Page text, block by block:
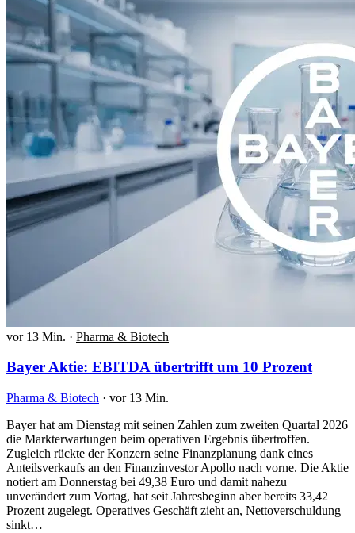
vor 13 Min. · Pharma & Biotech
Bayer Aktie: EBITDA übertrifft um 10 Prozent
Pharma & Biotech · vor 13 Min.
Bayer hat am Dienstag mit seinen Zahlen zum zweiten Quartal 2026
die Markterwartungen beim operativen Ergebnis übertroffen.
Zugleich rückte der Konzern seine Finanzplanung dank eines
Anteilsverkaufs an den Finanzinvestor Apollo nach vorne. Die Aktie
notiert am Donnerstag bei 49,38 Euro und damit nahezu
unverändert zum Vortag, hat seit Jahresbeginn aber bereits 33,42
Prozent zugelegt. Operatives Geschäft zieht an, Nettoverschuldung
sinkt…